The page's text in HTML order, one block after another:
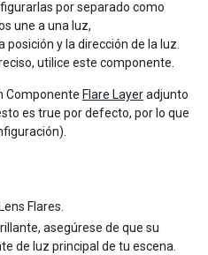
por separado como
une a una luz,
y la dirección de la luz.
utilice este componente.
Componente Flare Layeradjunto
es true por defecto, por lo que
Flares.
asegúrese de que su
de luz principal de tu escena.